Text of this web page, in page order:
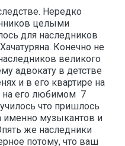
Нередко
целыми
для наследников
Конечно не
великого
адвокату в детстве
и в его квартире на
на его любимом 7
что пришлось
именно музыкантов и
же наследники
потому, что ваш